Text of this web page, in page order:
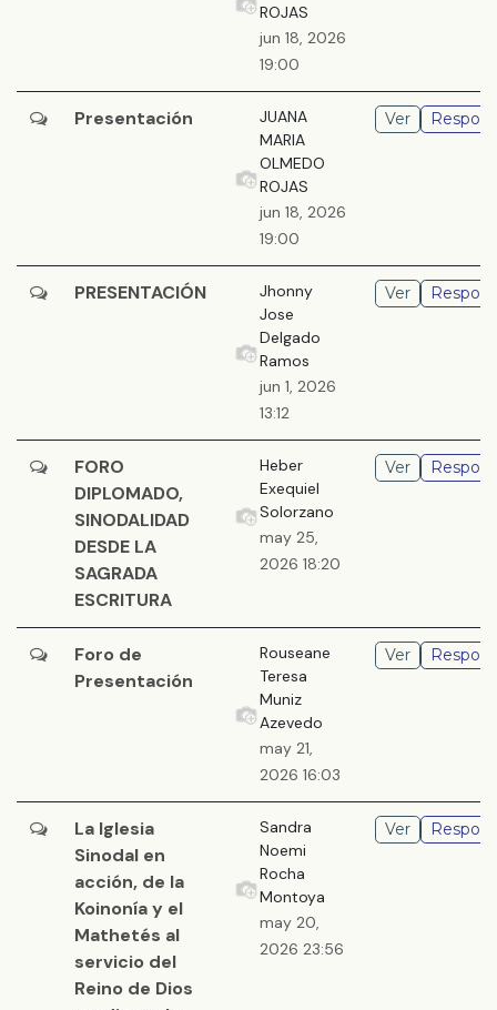
ROJAS
jun 18, 2026
19:00
Presentación
JUANA
MARIA
OLMEDO
ROJAS
jun 18, 2026
19:00
Ver
PRESENTACIÓN
Jhonny
Jose
Delgado
Ramos
jun 1, 2026
13:12
Ver
FORO
DIPLOMADO,
SINODALIDAD
DESDE LA
SAGRADA
ESCRITURA
Heber
Exequiel
Solorzano
may 25,
2026 18:20
Ver
Foro de
Presentación
Rouseane
Teresa
Muniz
Azevedo
may 21,
2026 16:03
Ver
La Iglesia
Sinodal en
acción, de la
Koinonía y el
Mathetés al
servicio del
Reino de Dios
Sandra
Noemi
Rocha
Montoya
may 20,
2026 23:56
Ver